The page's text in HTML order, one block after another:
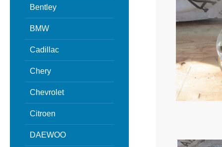
Bentley
BMW
Cadillac
Chery
Chevrolet
Citroen
DAEWOO